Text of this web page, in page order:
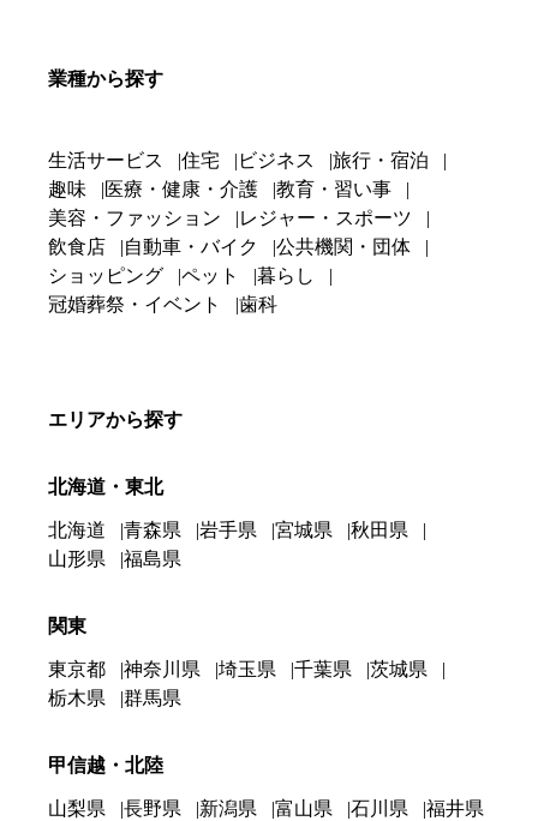
業種から探す
生活サービス 住宅 ビジネス
旅行・宿泊
趣味
医療・健康・介護
教育・習い事
美容・ファッション
レジャー・スポーツ
飲食店
自動車・バイク
公共機関・団体
ショッピング
ペット
暮らし
冠婚葬祭・イベント
歯科
エリアから探す
北海道・東北
北海道 青森県 岩手県 宮城県
秋田県
山形県
福島県
関東
東京都 神奈川県 埼玉県 千葉県
茨城県
栃木県
群馬県
甲信越・北陸
山梨県 長野県 新潟県 富山県 石川県 福井県